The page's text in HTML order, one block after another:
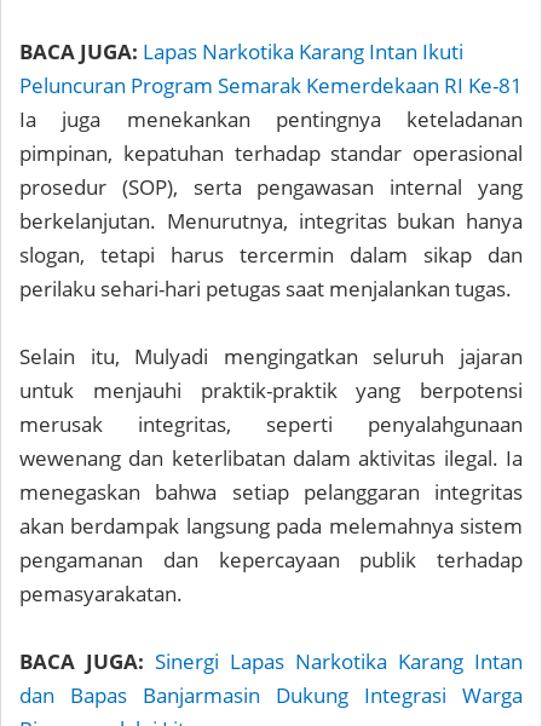
BACA JUGA: Lapas Narkotika Karang Intan Ikuti
Peluncuran Program Semarak Kemerdekaan RI Ke-81
Ia juga menekankan pentingnya keteladanan
pimpinan, kepatuhan terhadap standar operasional
prosedur (SOP), serta pengawasan internal yang
berkelanjutan. Menurutnya, integritas bukan hanya
slogan, tetapi harus tercermin dalam sikap dan
perilaku sehari-hari petugas saat menjalankan tugas.
Selain itu, Mulyadi mengingatkan seluruh jajaran
untuk menjauhi praktik-praktik yang berpotensi
merusak integritas, seperti penyalahgunaan
wewenang dan keterlibatan dalam aktivitas ilegal. Ia
menegaskan bahwa setiap pelanggaran integritas
akan berdampak langsung pada melemahnya sistem
pengamanan dan kepercayaan publik terhadap
pemasyarakatan.
BACA JUGA: Sinergi Lapas Narkotika Karang Intan
dan Bapas Banjarmasin Dukung Integrasi Warga